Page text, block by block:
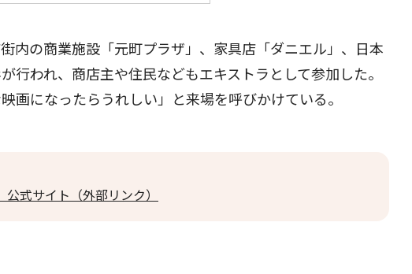
の商業施設「元町プラザ」、家具店「ダニエル」、日本
行われ、商店主や住民などもエキストラとして参加した。
画になったらうれしい」と来場を呼びかけている。
式サイト（外部リンク）